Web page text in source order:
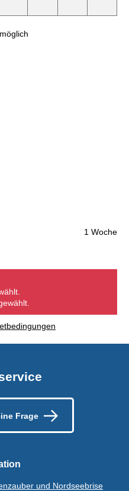
1 Woche
Frage
und Nordseebrise